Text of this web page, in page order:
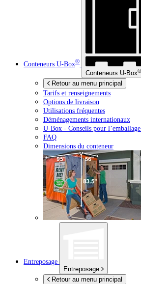
Conteneurs U-Box®
Conteneurs U-Box®
Retour au menu principal
Tarifs et renseignements
Options de livraison
Utilisations fréquentes
Déménagements internationaux
U-Box - Conseils pour
FAQ
Dimensions du conteneur
Entreposage
Entreposage
Retour au menu principal